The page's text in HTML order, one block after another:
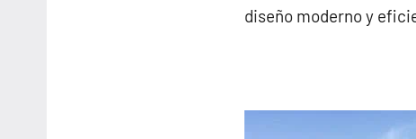
diseño moderno y